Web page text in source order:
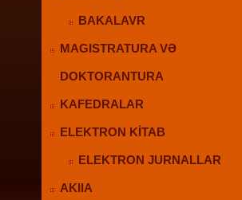
BAKALAVR
MAGISTRATURA VƏ
DOKTORANTURA
KAFEDRALAR
ELEKTRON KİTAB
ELEKTRON JURNALLAR
AKIIA